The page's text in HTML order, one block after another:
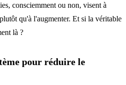
consciemment ou non, visent à
qu'à l'augmenter. Et si la véritable
là ?
pour réduire le